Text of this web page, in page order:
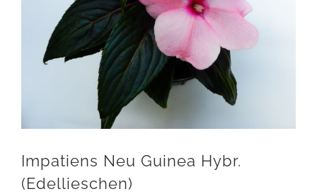
Impatiens Neu Guinea Hybr.
(Edellieschen)